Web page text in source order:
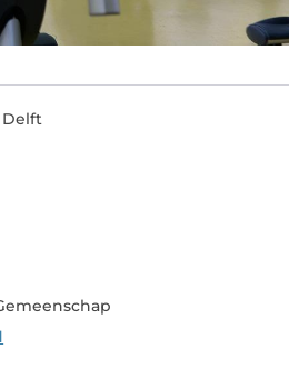
Delft